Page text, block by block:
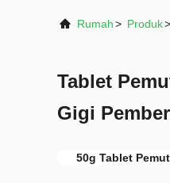
Rumah> Produk>
Tablet
Gigi
50g Tablet